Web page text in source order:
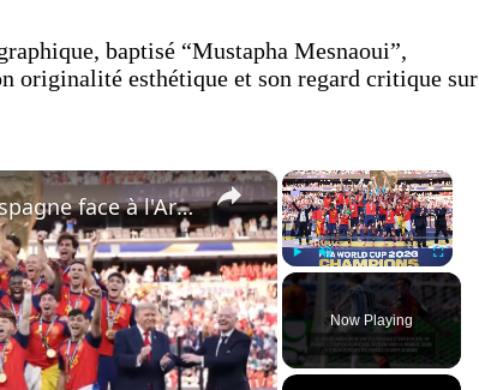
baptisé “Mustapha Mesnaoui”,
originalité esthétique et son regard critique sur
×
Play Unmute Fullscreen
Now Playing
×
Retour en images sur la victoire de l'Espagne face à l'Argentine en finale de la Coupe du Monde.